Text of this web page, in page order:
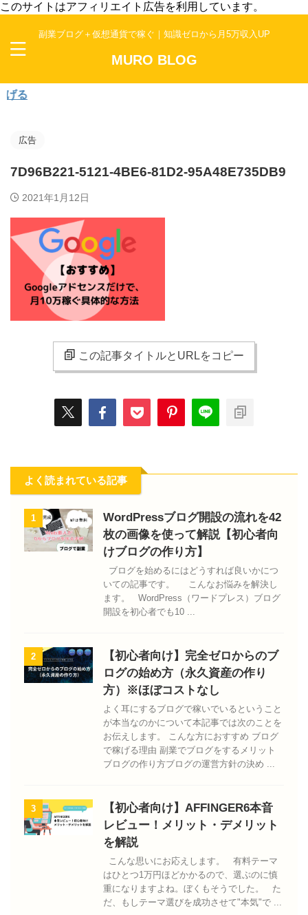
このサイトはアフィリエイト広告を利用しています。
副業ブログ＋仮想通貨で稼ぐ｜知識ゼロから月5万収入UP
MURO BLOG
広告
7D96B221-5121-4BE6-81D2-95A48E735DB9
2021年1月12日
この記事タイトルとURLをコピー
よく読まれている記事
1
WordPressブログ開設の流れを42
枚の画像を使って解説【初心者向
けブログの作り方】
ブログを始めるにはどうすれば良いかにつ
いての記事です。 こんなお悩みを解決し
ます。 WordPress（ワードプレス）ブログ
開設を初心者でも10 ...
2
【初心者向け】完全ゼロからのブ
ログの始め方（永久資産の作り
方）※ほぼコストなし
よく耳にするブログで稼いでいるということ
が本当なのかについて本記事では次のことを
お伝えします。 こんな方におすすめ ブログ
で稼げる理由 副業でブログをするメリット
ブログの作り方ブログの運営方針の決め ...
3
【初心者向け】AFFINGER6本音
レビュー！メリット・デメリット
を解説
こんな思いにお応えします。 有料テーマ
はひとつ1万円ほどかかるので、選ぶのに慎
重になりますよね。ぼくもそうでした。 た
だ、もしテーマ選びを成功させて"本気"で ...